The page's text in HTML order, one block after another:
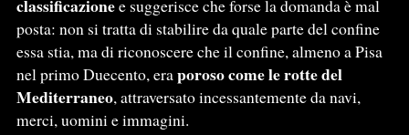
classificazionee suggerisce che forse la domanda è mal
posta: non si tratta di stabilire da quale parte del confine
essa stia, ma di riconoscere che il confine, almeno a Pisa
nel primo Duecento, eraporoso come le rotte del
Mediterraneo, attraversato incessantemente da navi,
merci, uomini e immagini.